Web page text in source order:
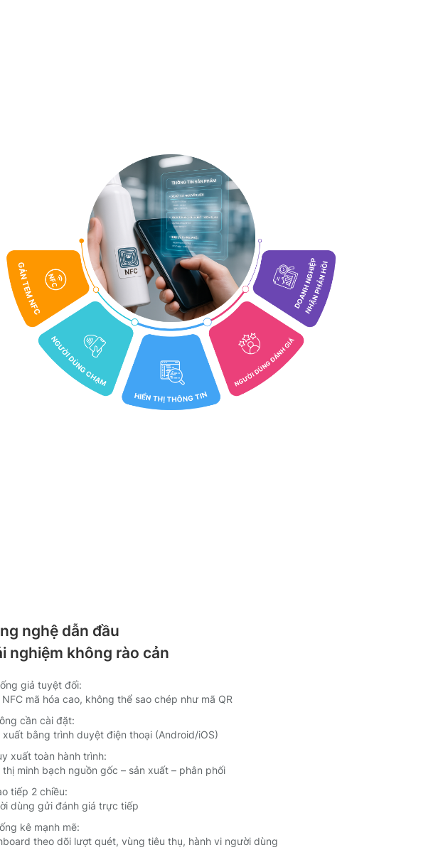
nghệ dẫn đầu
nghiệm không rào cản
giả tuyệt đối:
NFC mã hóa cao, không thể sao chép như mã QR
cần cài đặt:
xuất bằng trình duyệt điện thoại (Android/iOS)
xuất toàn hành trình:
thị minh bạch nguồn gốc – sản xuất – phân phối
tiếp 2 chiều:
dùng gửi đánh giá trực tiếp
kê mạnh mẽ:
theo dõi lượt quét, vùng tiêu thụ, hành vi người dùng